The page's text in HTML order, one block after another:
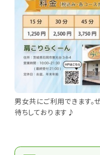
男女共にご利用できます。
待ちしております♪